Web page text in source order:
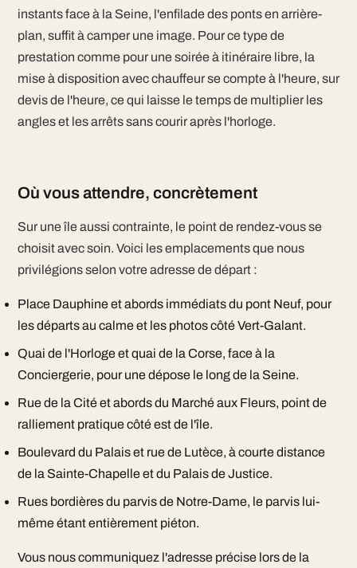
instants face à la Seine, l'enfilade des ponts en arrière-
plan, suffit à camper une image. Pour ce type de
prestation comme pour une soirée à itinéraire libre, la
mise à disposition avec chauffeur se compte à l'heure, sur
devis de l'heure, ce qui laisse le temps de multiplier les
angles et les arrêts sans courir après l'horloge.
Où vous attendre, concrètement
Sur une île aussi contrainte, le point de rendez-vous se
choisit avec soin. Voici les emplacements que nous
privilégions selon votre adresse de départ :
Place Dauphine et abords immédiats du pont Neuf, pour
les départs au calme et les photos côté Vert-Galant.
Quai de l'Horloge et quai de la Corse, face à la
Conciergerie, pour une dépose le long de la Seine.
Rue de la Cité et abords du Marché aux Fleurs, point de
ralliement pratique côté est de l'île.
Boulevard du Palais et rue de Lutèce, à courte distance
de la Sainte-Chapelle et du Palais de Justice.
Rues bordières du parvis de Notre-Dame, le parvis lui-
même étant entièrement piéton.
Vous nous communiquez l'adresse précise lors de la